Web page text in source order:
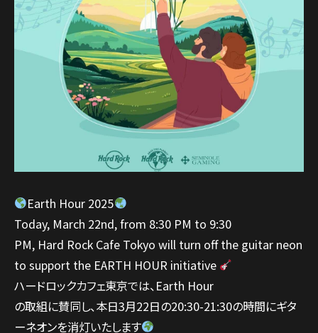
Earth Hour 2025
Today, March 22nd, from 8:30 PM to 9:30
PM, Hard Rock Cafe Tokyo will turn off the guitar neon
to support the EARTH HOUR initiative
ハードロックカフェ東京では、Earth Hour
の取組に賛同し、本日3月22日の20:30-21:30の時間にギタ
ーネオンを消灯いたします